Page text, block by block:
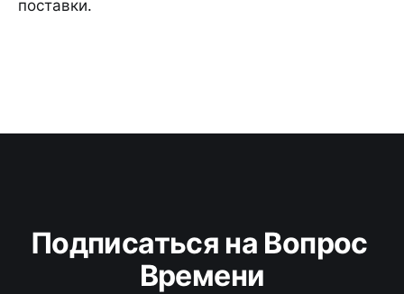
поставки.
Подписаться на Вопрос
Времени